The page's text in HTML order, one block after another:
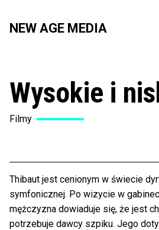
NEW AGE MEDIA
Wysokie i
Filmy
Thibaut jest cenionym w świecie
symfonicznej. Po wizycie w
mężczyzna dowiaduje się, że jest
potrzebuje dawcy szpiku. Jego